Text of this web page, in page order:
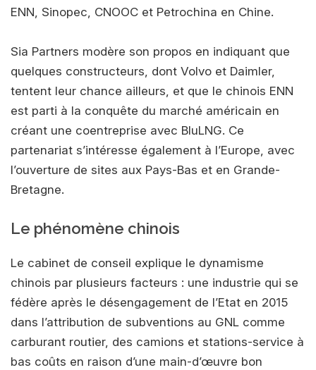
ENN, Sinopec, CNOOC et Petrochina en Chine.
Sia Partners modère son propos en indiquant que
quelques constructeurs, dont Volvo et Daimler,
tentent leur chance ailleurs, et que le chinois ENN
est parti à la conquête du marché américain en
créant une coentreprise avec BluLNG. Ce
partenariat s’intéresse également à l’Europe, avec
l’ouverture de sites aux Pays-Bas et en Grande-
Bretagne.
Le phénomène chinois
Le cabinet de conseil explique le dynamisme
chinois par plusieurs facteurs : une industrie qui se
fédère après le désengagement de l’Etat en 2015
dans l’attribution de subventions au GNL comme
carburant routier, des camions et stations-service à
bas coûts en raison d’une main-d’œuvre bon